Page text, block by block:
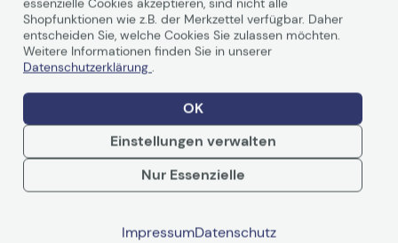
Für die Etikettendrucker DYMO Rhino und LabelManager
Technische Daten
Shopfunktionen wie z.B. der Merkzettel verfügbar. Daher
entscheiden Sie, welche Cookies Sie zulassen möchten.
Weitere Informationen finden Sie in unserer
Datenschutzerklärung .
OK
Einstellungen verwalten
Nur Essenzielle
ImpressumDatenschutz